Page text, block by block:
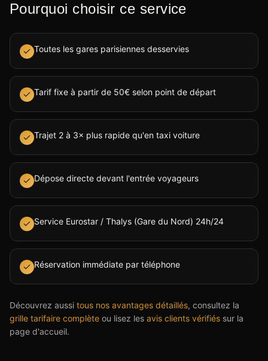
Pourquoi choisir ce service
Toutes les gares parisiennes desservies
Tarif fixe à partir de 50€ selon point de départ
Trajet 2 à 3× plus rapide qu'en taxi voiture
Dépose directe devant l'entrée voyageurs
Service Eurostar / Thalys (Gare du Nord) 24h/24
Réservation immédiate par téléphone
Découvrez aussi tous nos avantages détaillés, consultez la
grille tarifaire complète ou lisez les avis clients vérifiés sur la
page d'accueil.